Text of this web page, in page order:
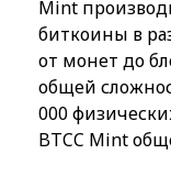
Mint
биткоины в
от монет до
общей
000
BTCC Mint